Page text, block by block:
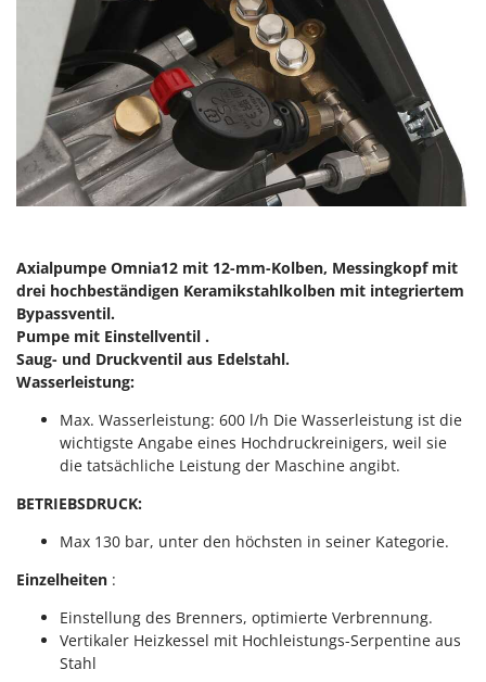
Zinkeneggen
Zubehör für Rasentraktoren
M.A.I.BO.
Macom
Macte Ovens
Makita
MAMMAMIA
Marcato
Mastercook
McCulloch
MCH
Michelin
Mille
Minox
More than chef
MOSA
MOVA
Mowox
MTD
Axialpumpe Omnia12 mit 12-mm-Kolben, Messingkopf mit
drei hochbeständigen Keramikstahlkolben mit integriertem
Bypassventil.
Pumpe mit Einstellventil .
Saug- und Druckventil aus Edelstahl.
Wasserleistung:
Max. Wasserleistung: 600 l/h Die Wasserleistung ist die
wichtigste Angabe eines Hochdruckreinigers, weil sie
die tatsächliche Leistung der Maschine angibt.
BETRIEBSDRUCK:
Max 130 bar, unter den höchsten in seiner Kategorie.
Einzelheiten :
Einstellung des Brenners, optimierte Verbrennung.
Vertikaler Heizkessel mit Hochleistungs-Serpentine aus
Stahl